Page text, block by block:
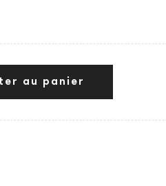
au panier